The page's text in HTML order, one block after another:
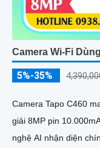
Camera Wi-Fi
5%-35%
Camera Tapo C460
giải 8MP pin
nghệ AI nhận diện